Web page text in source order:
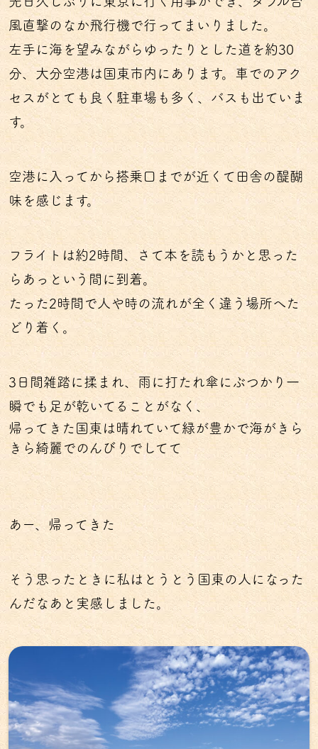
風直撃のなか飛行機で行ってまいりました。
左手に海を望みながらゆったりとした道を約30
分、大分空港は国東市内にあります。車でのアク
セスがとても良く駐車場も多く、バスも出ていま
す。
空港に入ってから搭乗口までが近くて田舎の醍醐
味を感じます。
フライトは約2時間、さて本を読もうかと思った
らあっという間に到着。
たった2時間で人や時の流れが全く違う場所へた
どり着く。
3日間雑踏に揉まれ、雨に打たれ傘にぶつかり一
瞬でも足が乾いてることがなく、
帰ってきた国東は晴れていて緑が豊かで海がきら
きら綺麗でのんびりでしてて
あー、帰ってきた
そう思ったときに私はとうとう国東の人になった
んだなあと実感しました。